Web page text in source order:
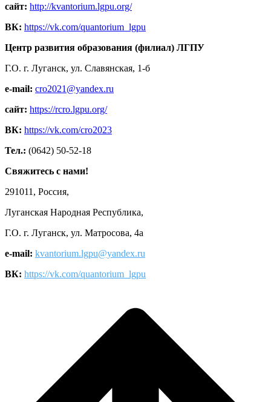
сайт: http://kvantorium.lgpu.org/
ВК: https://vk.com/quantorium_lgpu
Центр развития образования (филиал) ЛГПУ
Г.О. г. Луганск, ул. Славянская, 1-б
e-mail: cro2021@yandex.ru
сайт: https://rcro.lgpu.org/
ВК: https://vk.com/cro2023
Тел.: (0642) 50-52-18
Свяжитесь с нами!
291011, Россия,
Луганская Народная Республика,
Г.О. г. Луганск, ул. Матросова, 4а
e-mail: kvantorium.lgpu@yandex.ru
ВК: https://vk.com/quantorium_lgpu